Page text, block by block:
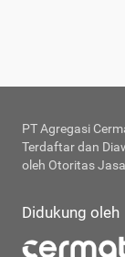
PT Agregasi
Terdaftar dan
oleh Otoritas
Didukung oleh